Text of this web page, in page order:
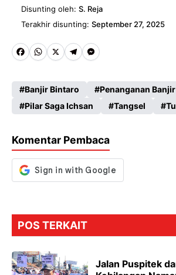
Disunting oleh: S. Reja
Terakhir disunting: September 27, 2025
Fa
b
o
k
W
ts
A
p
X
Te
gr
a
M
se
n
er
Banjir Bintaro
Penanganan Banjir
Pilar Saga Ichsan
Tangsel
Komentar Pembaca
POS TERKAIT
Jalan Puspitek